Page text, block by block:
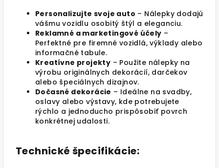
Personalizujte svoje auto – Nálepky dodajú
vášmu vozidlu osobitý štýl a eleganciu.
Reklamné a marketingové účely –
Perfektné pre firemné vozidlá, výklady alebo
informačné tabule.
Kreatívne projekty – Použite nálepky na
výrobu originálnych dekorácií, darčekov
alebo špeciálnych dizajnov.
Dočasné dekorácie – Ideálne na svadby,
oslavy alebo výstavy, kde potrebujete
rýchlo a jednoducho prispôsobiť povrch
konkrétnej udalosti.
Technické špecifikácie: